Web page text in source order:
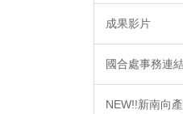
成果影片
國合處事務連結
NEW!!新南向